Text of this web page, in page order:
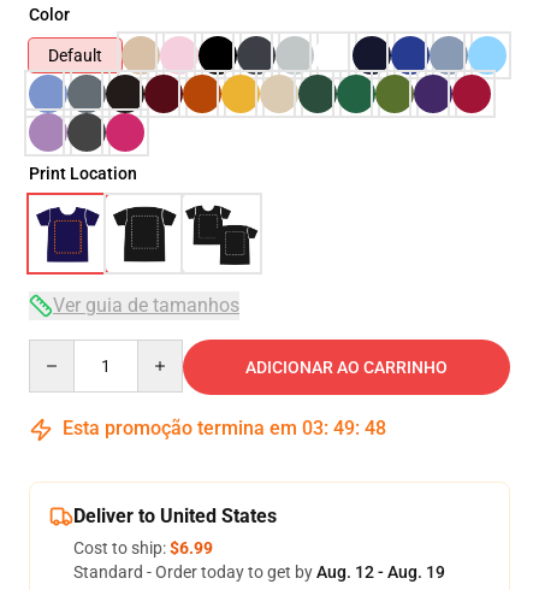
Color
Default
Print Location
Ver guia de tamanhos
ADICIONAR AO CARRINHO
Esta promoção termina em 03: 49: 48
Deliver to United States
Cost to ship:$6.99
Standard - Order today to get byAug. 12 - Aug. 19